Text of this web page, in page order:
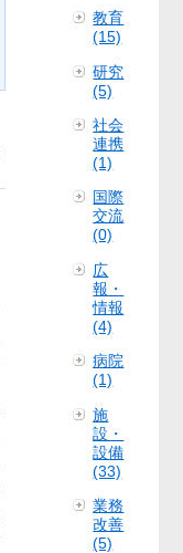
教育
(15)
研究
(5)
社会
連携
(1)
国際
交流
(0)
広
報・
情報
(4)
病院
(1)
施
設・
設備
(33)
業務
改善
(5)